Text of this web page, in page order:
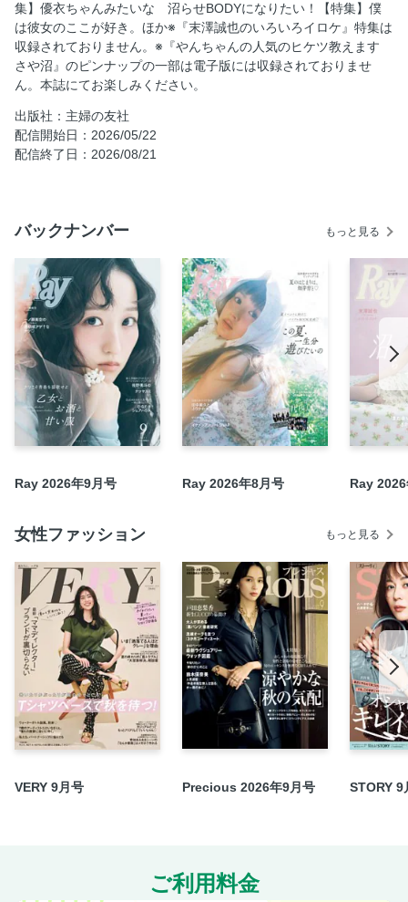
Rayモデルと恋愛トークしましょ
3秒で落とす!! 沼コーデまにゅある
金川紗耶が熱演 夏と浴衣
たったひとつ盛ればOK 一点集中！沼メイク
優衣ちゃんみたいな 沼らせBODYになりたい！
僕は彼女のここが好き。
【連載】Ray model clip vol 86
ぷりかわトレンド水着
WATWINGが責任編集！ おれたちの１ページ Special
【連載】LOVE PERSON vol.41
【連載】Ray!! Campus Girl ＆ Ray!! Influencer LOVE BUZZ
ITEM VOL.51
LOVE HOROSCOPE
Ray’s Selection 今月のPresent
今月の取材協力店リスト
次号予告
集】優衣ちゃんみたいな 沼らせBODYになりたい！【特集】僕
は彼女のここが好き。ほか※『末澤誠也のいろいろイロケ』特集は
収録されておりません。※『やんちゃんの人気のヒケツ教えます
さや沼』のピンナップの一部は電子版には収録されておりませ
ん。本誌にてお楽しみください。
出版社：主婦の友社
配信開始日：2026/05/22
配信終了日：2026/08/21
バックナンバー もっと見る
Ray 2026年9月号 Ray 2026年8月号 Ray
女性ファッション もっと見る
VERY 9月号 Precious 2026年9月号 STORY 9
ご利用料金